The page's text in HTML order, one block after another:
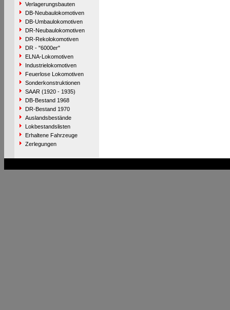
Verlagerungsbauten
DB-Neubaulokomotiven
DB-Umbaulokomotiven
DR-Neubaulokomotiven
DR-Rekolokomotiven
DR - "6000er"
ELNA-Lokomotiven
Industrielokomotiven
Feuerlose Lokomotiven
Sonderkonstruktionen
SAAR (1920 - 1935)
DB-Bestand 1968
DR-Bestand 1970
Auslandsbestände
Lokbestandslisten
Erhaltene Fahrzeuge
Zerlegungen